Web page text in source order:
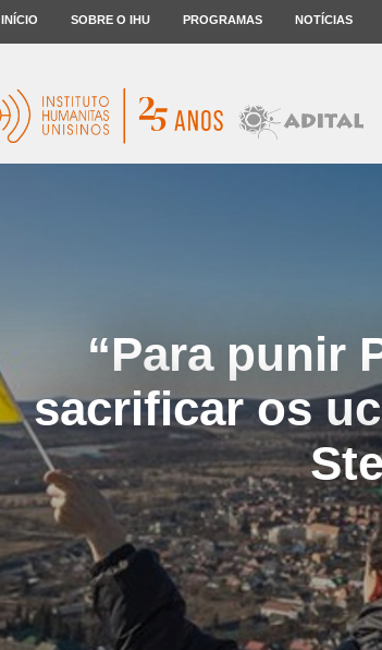
INÍCIO SOBRE O IHU PROGRAMAS NOTÍCIAS
“Para punir
sacrificar os